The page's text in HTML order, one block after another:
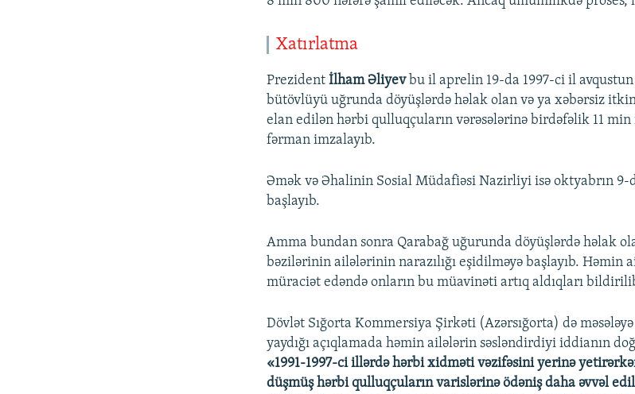
Xatırlatma
Prezidentİlham Əliyevbu il aprelin 19-da 1997-ci il
bütövlüyü uğrunda döyüşlərdə həlak olan və ya xəbərsiz
elan edilən hərbi qulluqçuların vərəsələrinə birdəfəlik 11
fərman imzalayıb.
Əmək və Əhalinin Sosial Müdafiəsi Nazirliyi isə oktyabrın 9-
başlayıb.
Amma bundan sonra Qarabağ uğurunda döyüşlərdə həlak
bəzilərinin ailələrinin narazılığı eşidilməyə başlayıb.
müraciət edəndə onların bu müavinəti artıq aldıqları
Dövlət Sığorta Kommersiya Şirkəti (Azərsığorta) də
yaydığı açıqlamada həmin ailələrin səsləndirdiyi iddianın
«1991-1997-ci illərdə hərbi xidməti vəzifəsini yerinə
düşmüş hərbi qulluqçuların varislərinə ödəniş daha əvvəl